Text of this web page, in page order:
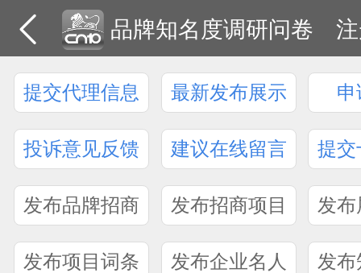
品牌知名度调研问卷
提交代理信息 最新发布展示 申
投诉意见反馈 建议在线留言 提交
发布品牌招商 发布招商项目 发
发布项目词条 发布企业名人 发